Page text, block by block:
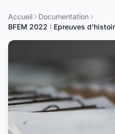
Accueil
Documentation